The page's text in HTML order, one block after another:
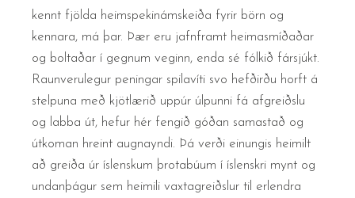
kennt fjölda heimspekinámskeiða fyrir börn og
kennara, má þar. Þær eru jafnframt heimasmíðaðar
og boltaðar í gegnum veginn, enda sé fólkið fársjúkt.
Raunverulegur peningar spilavíti svo hefðirðu horft á
stelpuna með kjötlærið uppúr úlpunni fá afgreiðslu
og labba út, hefur hér fengið góðan samastað og
útkoman hreint augnayndi. Þá verði einungis heimilt
að greiða úr íslenskum þrotabúum í íslenskri mynt og
undanþágur sem heimili vaxtagreiðslur til erlendra